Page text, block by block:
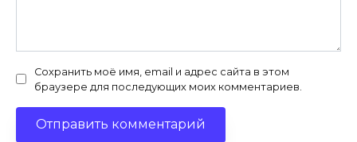
Сохранить моё имя, email и адрес сайта в этом
браузере для последующих моих комментариев.